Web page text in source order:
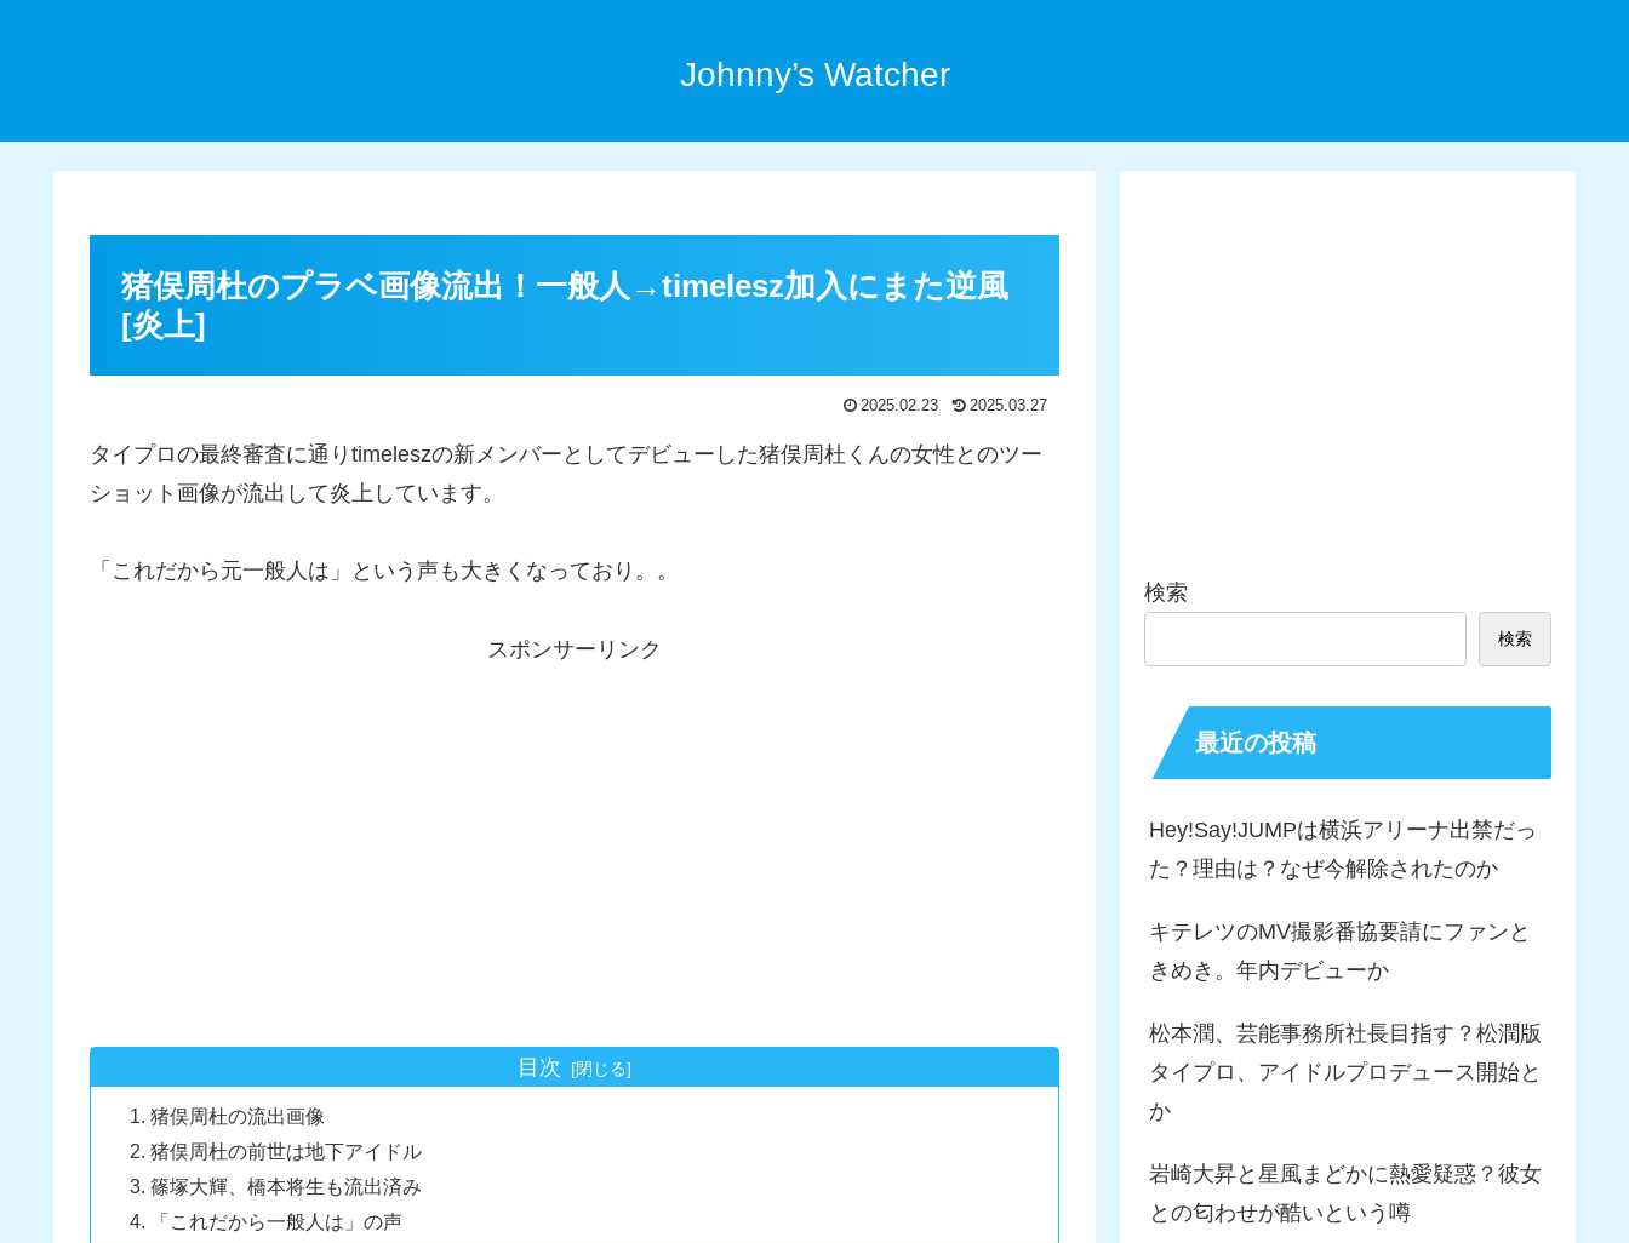
Johnny’s Watcher
猪俣周杜のプラベ画像流出！一般人→timelesz加入にまた逆風
[炎上]
2025.02.23 2025.03.27
タイプロの最終審査に通りtimeleszの新メンバーとしてデビューした猪俣周杜くんの女性とのツー
ショット画像が流出して炎上しています。
「これだから元一般人は」という声も大きくなっており。。
スポンサーリンク
目次
猪俣周杜の流出画像
猪俣周杜の前世は地下アイドル
篠塚大輝、橋本将生も流出済み
「これだから一般人は」の声
検索
検索
最近の投稿
Hey!Say!JUMPは横浜アリーナ出禁だっ
た？理由は？なぜ今解除されたのか
キテレツのMV撮影番協要請にファンと
きめき。年内デビューか
松本潤、芸能事務所社長目指す？松潤版
タイプロ、アイドルプロデュース開始と
か
岩崎大昇と星風まどかに熱愛疑惑？彼女
との匂わせが酷いという噂